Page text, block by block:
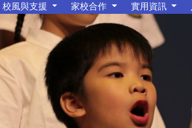
校風與支援 家校合作 實用資訊